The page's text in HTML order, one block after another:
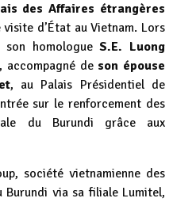
des Affaires étrangères
d’État au Vietnam. Lors
homologueS.E. Luong
, accompagné de son épouse
, au Palais Présidentiel de
sur le renforcement des
du Burundi grâce aux
société vietnamienne des
Burundi via sa filiale Lumitel,